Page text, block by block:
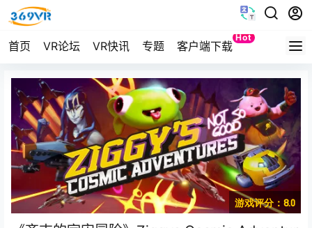
首页 VR论坛 VR快讯 专题 客户端下载
Hot
Quest
游戏评分：8.0